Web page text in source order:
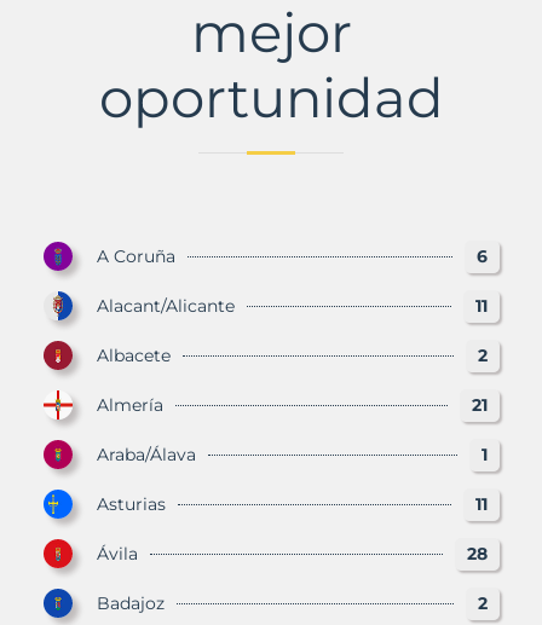
mejor
oportunidad
A Coruña 6
Alacant/Alicante 11
Albacete 2
Almería 21
Araba/Álava 1
Asturias 11
Ávila 28
Badajoz 2